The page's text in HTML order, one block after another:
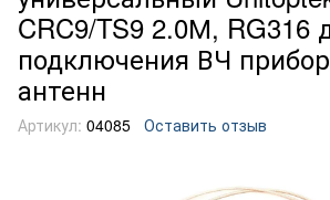
CRC9/TS9 2.0М, RG316
подключения ВЧ
антенн
Артикул: 04085 Оставить отзыв